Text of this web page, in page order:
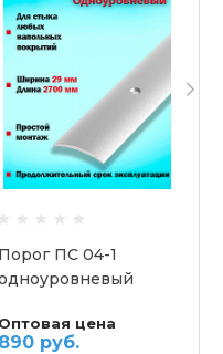
Порог ПС 04-1
Оптовая цена
890 руб.